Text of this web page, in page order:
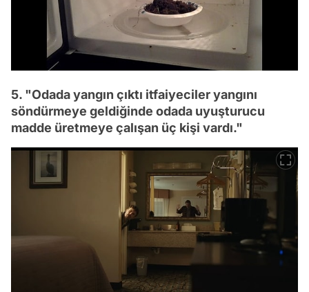
5. "Odada yangın çıktı itfaiyeciler yangını
söndürmeye geldiğinde odada uyuşturucu
madde üretmeye çalışan üç kişi vardı."